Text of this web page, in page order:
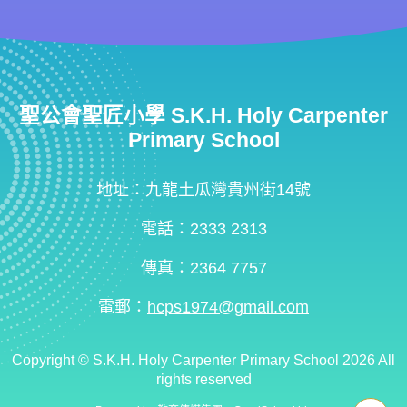
聖公會聖匠小學 S.K.H. Holy Carpenter
Primary School
地址：九龍土瓜灣貴州街14號
電話：2333 2313
傳真：2364 7757
電郵： hcps1974@gmail.com
Copyright © S.K.H. Holy Carpenter Primary School 2026 All
rights reserved